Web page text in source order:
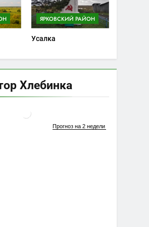
ЯРКОВСКИЙ РАЙОН
Усалка
Хлебинка